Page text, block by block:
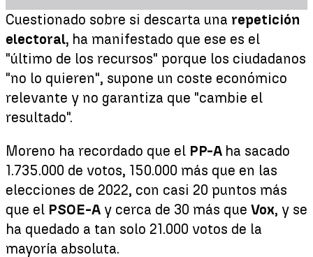
Cuestionado sobre si descarta una repetición
electoral, ha manifestado que ese es el
"último de los recursos" porque los ciudadanos
"no lo quieren", supone un coste económico
relevante y no garantiza que "cambie el
resultado".
Moreno ha recordado que el PP-A ha sacado
1.735.000 de votos, 150.000 más que en las
elecciones de 2022, con casi 20 puntos más
que el PSOE-A y cerca de 30 más que Vox, y se
ha quedado a tan solo 21.000 votos de la
mayoría absoluta.